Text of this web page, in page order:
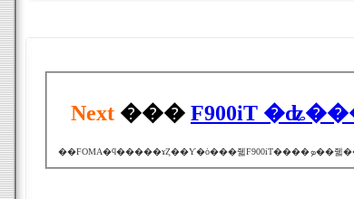
Next ��� F900iT